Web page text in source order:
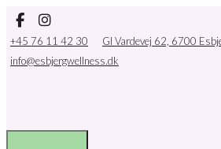
+45 76 11 42 30
Gl Vardevej 62, 6700
info@esbjergwellness.dk